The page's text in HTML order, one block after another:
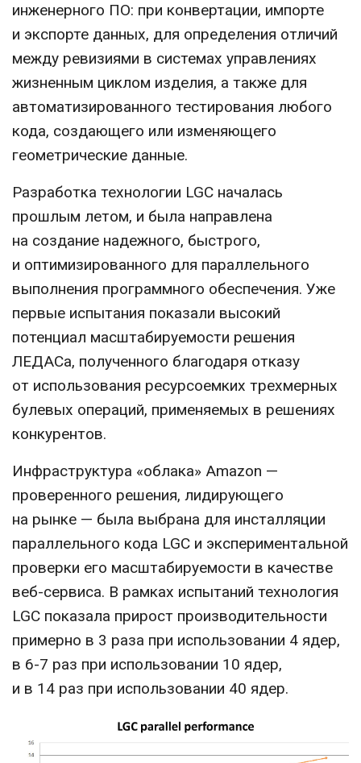
инженерного ПО: при конвертации, импорте
и экспорте данных, для определения отличий
между ревизиями в системах управлениях
жизненным циклом изделия, а также для
автоматизированного тестирования любого
кода, создающего или изменяющего
геометрические данные.
Разработка технологии LGC началась
прошлым летом, и была направлена
на создание надежного, быстрого,
и оптимизированного для параллельного
выполнения программного обеспечения. Уже
первые испытания показали высокий
потенциал масштабируемости решения
ЛЕДАСа, полученного благодаря отказу
от использования ресурсоемких трехмерных
булевых операций, применяемых в решениях
конкурентов.
Инфраструктура «облака» Amazon —
проверенного решения, лидирующего
на рынке — была выбрана для инсталляции
параллельного кода LGC и экспериментальной
проверки его масштабируемости в качестве
веб-сервиса. В рамках испытаний технология
LGC показала прирост производительности
примерно в 3 раза при использовании 4 ядер,
в 6-7 раз при использовании 10 ядер,
и в 14 раз при использовании 40 ядер.